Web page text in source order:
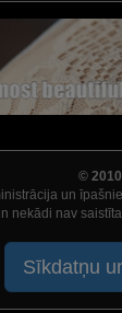
©
un
nekādi nav
Sīkdatņu